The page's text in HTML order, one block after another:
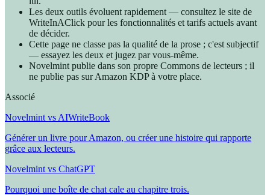
Les deux outils évoluent rapidement — consultez le site de
WriteInAClick pour les fonctionnalités et tarifs actuels avant
de décider.
Cette page ne classe pas la qualité de la prose ; c'est subjectif
— essayez les deux et jugez par vous-même.
Novelmint publie dans son propre Commons de lecteurs ; il
ne publie pas sur Amazon KDP à votre place.
Associé
Novelmint vs AIWriteBook
Générer un livre pour Amazon, ou créer une histoire qui rapporte
grâce aux lecteurs.
Novelmint vs ChatGPT
Pourquoi une boîte de chat cale au chapitre trois.